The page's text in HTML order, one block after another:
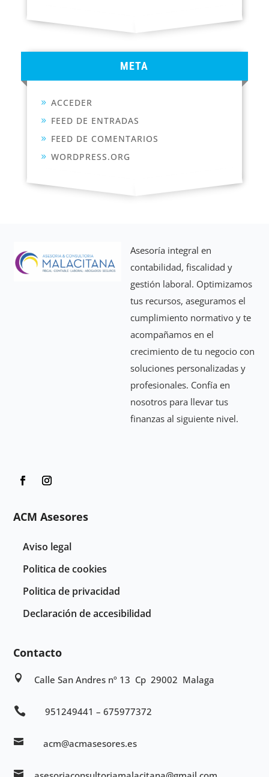
META
ACCEDER
FEED DE ENTRADAS
FEED DE COMENTARIOS
WORDPRESS.ORG
Asesoría integral en
contabilidad, fiscalidad y
gestión laboral. Optimizamos
tus recursos, aseguramos el
cumplimiento normativo y te
acompañamos en el
crecimiento de tu negocio con
soluciones personalizadas y
profesionales. Confía en
nosotros para llevar tus
finanzas al siguiente nivel.
ACM Asesores
Aviso legal
Politica de cookies
Politica de privacidad
Declaración de accesibilidad
Contacto
 Calle San Andres nº 13 Cp 29002 Malaga
 951249441 – 675977372
 acm@acmasesores.es
